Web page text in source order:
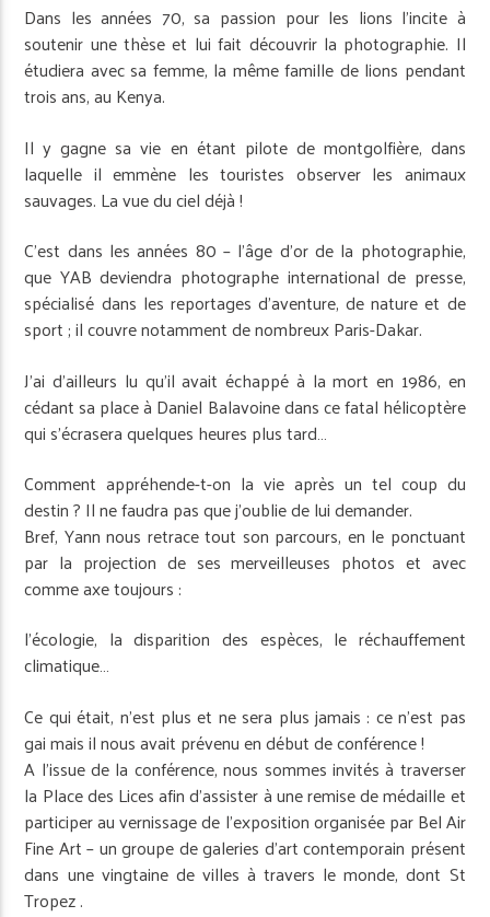
Dans les années 70, sa passion pour les lions l’incite à
soutenir une thèse et lui fait découvrir la photographie. Il
étudiera avec sa femme, la même famille de lions pendant
trois ans, au Kenya.
Il y gagne sa vie en étant pilote de montgolfière, dans
laquelle il emmène les touristes observer les animaux
sauvages. La vue du ciel déjà !
C’est dans les années 80 – l’âge d’or de la photographie,
que YAB deviendra photographe international de presse,
spécialisé dans les reportages d’aventure, de nature et de
sport ; il couvre notamment de nombreux Paris-Dakar.
J’ai d’ailleurs lu qu’il avait échappé à la mort en 1986, en
cédant sa place à Daniel Balavoine dans ce fatal hélicoptère
qui s’écrasera quelques heures plus tard…
Comment appréhende-t-on la vie après un tel coup du
destin ? Il ne faudra pas que j’oublie de lui demander.
Bref, Yann nous retrace tout son parcours, en le ponctuant
par la projection de ses merveilleuses photos et avec
comme axe toujours :
l’écologie, la disparition des espèces, le réchauffement
climatique…
Ce qui était, n’est plus et ne sera plus jamais : ce n’est pas
gai mais il nous avait prévenu en début de conférence !
A l’issue de la conférence, nous sommes invités à traverser
la Place des Lices afin d’assister à une remise de médaille et
participer au vernissage de l’exposition organisée par Bel Air
Fine Art – un groupe de galeries d’art contemporain présent
dans une vingtaine de villes à travers le monde, dont St
Tropez .